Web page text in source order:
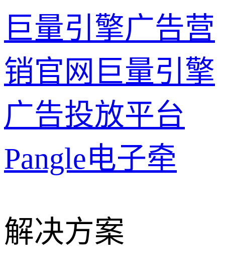
巨量引擎广告营
销官网 巨量引擎
广告投放平台
Pangle电子牵
解决方案